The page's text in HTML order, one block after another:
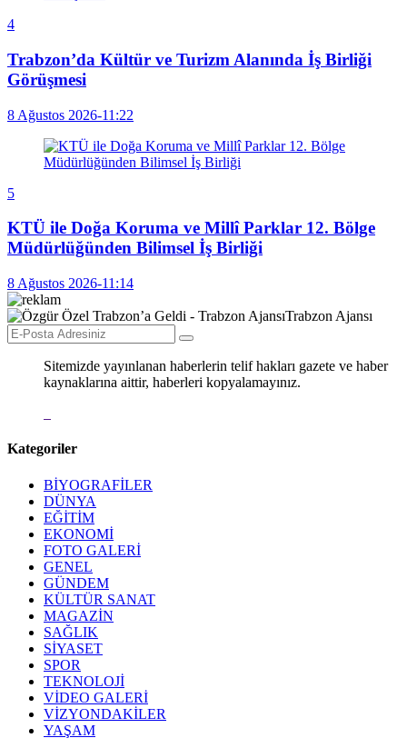
4
Trabzon’da Kültür ve Turizm Alanında İş Birliği
Görüşmesi
8 Ağustos 2026-11:22
5
KTÜ ile Doğa Koruma ve Millî Parklar 12. Bölge
Müdürlüğünden Bilimsel İş Birliği
8 Ağustos 2026-11:14
Sitemizde yayınlanan haberlerin telif hakları gazete ve haber
kaynaklarına aittir, haberleri kopyalamayınız.
Kategoriler
BİYOGRAFİLER
DÜNYA
EĞİTİM
EKONOMİ
FOTO GALERİ
GENEL
GÜNDEM
KÜLTÜR SANAT
MAGAZİN
SAĞLIK
SİYASET
SPOR
TEKNOLOJİ
VİDEO GALERİ
VİZYONDAKİLER
YAŞAM